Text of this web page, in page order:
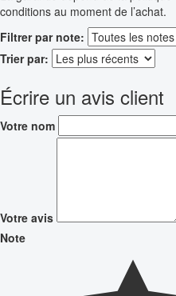
conditions au moment de l’achat.
Filtrer par note:
Trier par:
Écrire un avis client
Votre nom
Votre avis
Note